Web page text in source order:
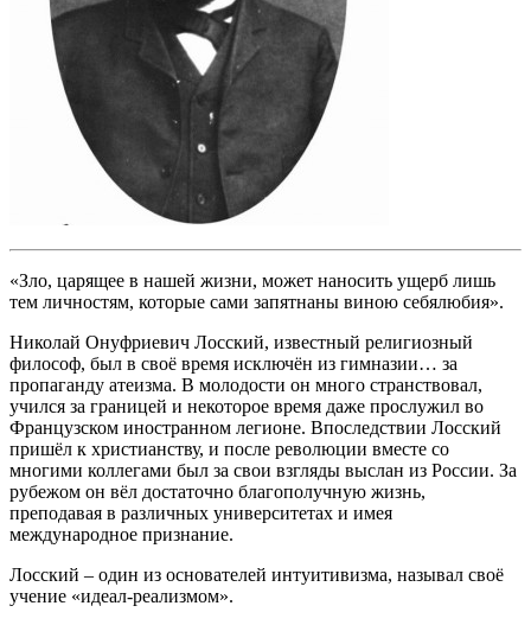
«Зло, царящее в нашей жизни, может наносить ущерб лишь
тем личностям, которые сами запятнаны виною себялюбия».
Николай Онуфриевич Лосский, известный религиозный
философ, был в своё время исключён из гимназии… за
пропаганду атеизма. В молодости он много странствовал,
учился за границей и некоторое время даже прослужил во
Французском иностранном легионе. Впоследствии Лосский
пришёл к христианству, и после революции вместе со
многими коллегами был за свои взгляды выслан из России. За
рубежом он вёл достаточно благополучную жизнь,
преподавая в различных университетах и имея
международное признание.
Лосский – один из основателей интуитивизма, называл своё
учение «идеал-реализмом».